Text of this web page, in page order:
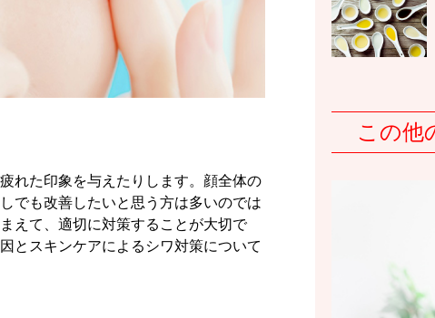
れた印象を与えたりします。顔全体の
でも改善したいと思う方は多いのでは
えて、適切に対策することが大切で
とスキンケアによるシワ対策について
この他